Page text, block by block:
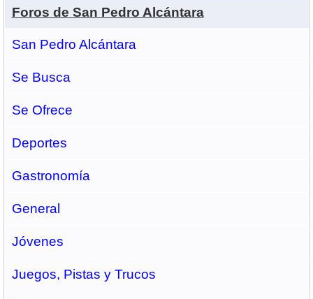
Foros de San Pedro Alcántara
San Pedro Alcántara
Se Busca
Se Ofrece
Deportes
Gastronomí­a
General
Jóvenes
Juegos, Pistas y Trucos